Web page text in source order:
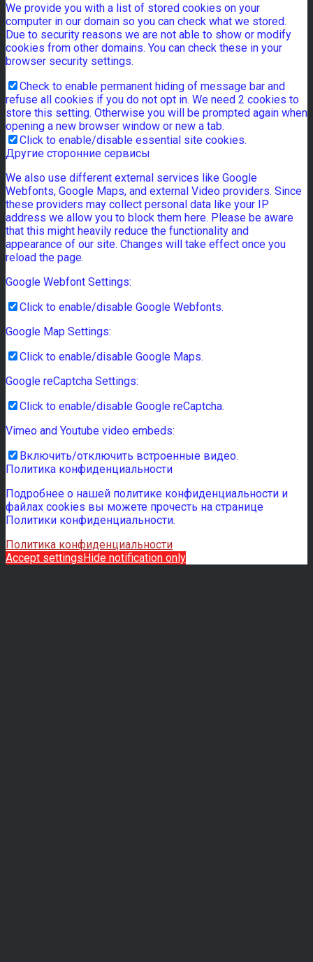
We provide you with a list of stored cookies on your
computer in our domain so you can check what we stored.
Due to security reasons we are not able to show or modify
cookies from other domains. You can check these in your
browser security settings.
Check to enable permanent hiding of message bar and
refuse all cookies if you do not opt in. We need 2 cookies to
store this setting. Otherwise you will be prompted again when
opening a new browser window or new a tab.
Click to enable/disable essential site cookies.
Другие сторонние сервисы
We also use different external services like Google
Webfonts, Google Maps, and external Video providers. Since
these providers may collect personal data like your IP
address we allow you to block them here. Please be aware
that this might heavily reduce the functionality and
appearance of our site. Changes will take effect once you
reload the page.
Google Webfont Settings:
Click to enable/disable Google Webfonts.
Google Map Settings:
Click to enable/disable Google Maps.
Google reCaptcha Settings:
Click to enable/disable Google reCaptcha.
Vimeo and Youtube video embeds:
Включить/отключить встроенные видео.
Политика конфиденциальности
Подробнее о нашей политике конфиденциальности и
файлах cookies вы можете прочесть на странице
Политики конфиденциальности.
Политика конфиденциальности
Accept settingsHide notification only